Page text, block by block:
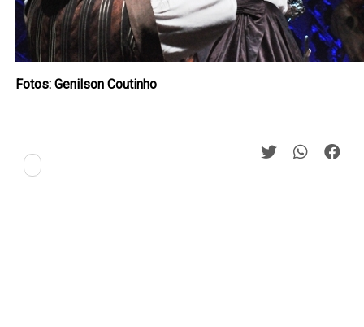
Fotos: Genilson Coutinho